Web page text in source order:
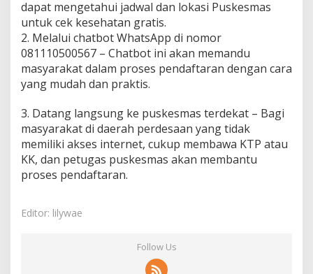
dapat mengetahui jadwal dan lokasi Puskesmas
untuk cek kesehatan gratis.
2. Melalui chatbot WhatsApp di nomor
081110500567 – Chatbot ini akan memandu
masyarakat dalam proses pendaftaran dengan cara
yang mudah dan praktis.
3. Datang langsung ke puskesmas terdekat – Bagi
masyarakat di daerah perdesaan yang tidak
memiliki akses internet, cukup membawa KTP atau
KK, dan petugas puskesmas akan membantu
proses pendaftaran.
Editor: lilywae
Follow Us